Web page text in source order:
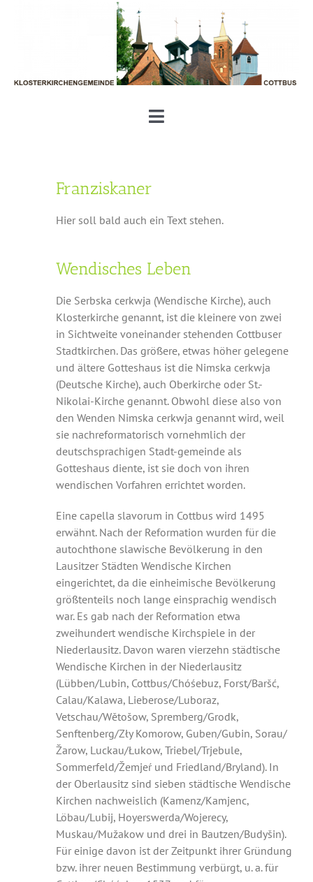
Toggle
Geben und Nehmen
Kinder & Jugend
Service und Kontakt
Franziskaner
Hier soll bald auch ein Text stehen.
Wendisches Leben
Die Serbska cerkwja (Wendische Kirche), auch
Klosterkirche genannt, ist die kleinere von zwei
in Sichtweite voneinander stehenden Cottbuser
Stadtkirchen. Das größere, etwas höher gelegene
und ältere Gotteshaus ist die Nimska cerkwja
(Deutsche Kirche), auch Oberkirche oder St.-
Nikolai-Kirche genannt. Obwohl diese also von
den Wenden Nimska cerkwja genannt wird, weil
sie nachreformatorisch vornehmlich der
deutschsprachigen Stadt-gemeinde als
Gotteshaus diente, ist sie doch von ihren
wendischen Vorfahren errichtet worden.
Eine capella slavorum in Cottbus wird 1495
erwähnt. Nach der Reformation wurden für die
autochthone slawische Bevölkerung in den
Lausitzer Städten Wendische Kirchen
eingerichtet, da die einheimische Bevölkerung
größtenteils noch lange einsprachig wendisch
war. Es gab nach der Reformation etwa
zweihundert wendische Kirchspiele in der
Niederlausitz. Davon waren vierzehn städtische
Wendische Kirchen in der Niederlausitz
(Lübben/Lubin, Cottbus/Chóśebuz, Forst/Baršć,
Calau/Kalawa, Lieberose/Luboraz,
Vetschau/Wětošow, Spremberg/Grodk,
Senftenberg/Zły Komorow, Guben/Gubin, Sorau/
Žarow, Luckau/Łukow, Triebel/Trjebule,
Sommerfeld/Žemjeŕ und Friedland/Bryland). In
der Oberlausitz sind sieben städtische Wendische
Kirchen nachweislich (Kamenz/Kamjenc,
Löbau/Lubij, Hoyerswerda/Wojerecy,
Muskau/Mužakow und drei in Bautzen/Budyšin).
Für einige davon ist der Zeitpunkt ihrer Gründung
bzw. ihrer neuen Bestimmung verbürgt, u. a. für